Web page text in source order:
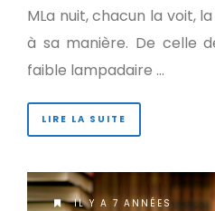
MLa nuit, chacun la voit,
à sa manière. De celle
faible lampadaire …
LIRE LA SUITE
IL Y A 7 ANNÉES